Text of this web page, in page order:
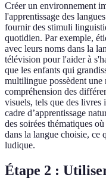
Créer un environnement
l'apprentissage des
fournir des stimuli
quotidien. Par exemple,
avec leurs noms dans la
télévision pour l'aider à
que les enfants qui
multilingue possèdent une
compréhension des
visuels, tels que des livres
cadre d’apprentissage
des soirées thématiques
dans la langue choisie, ce
ludique.
Étape 2 :